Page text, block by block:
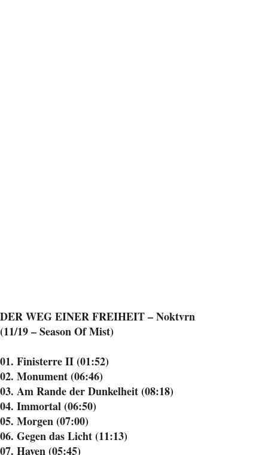
DER WEG EINER FREIHEIT – Noktvrn
(11/19 – Season Of Mist)
01. Finisterre II (01:52)
02. Monument (06:46)
03. Am Rande der Dunkelheit (08:18)
04. Immortal (06:50)
05. Morgen (07:00)
06. Gegen das Licht (11:13)
07. Haven (05:45)